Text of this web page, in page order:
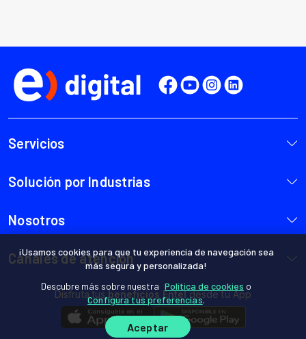
¡Usamos cookies para que tu experiencia de navegación sea
más segura y personalizada!
Descubre más sobre nuestra Política de cookies o
Configura tus preferencias.
Aceptar